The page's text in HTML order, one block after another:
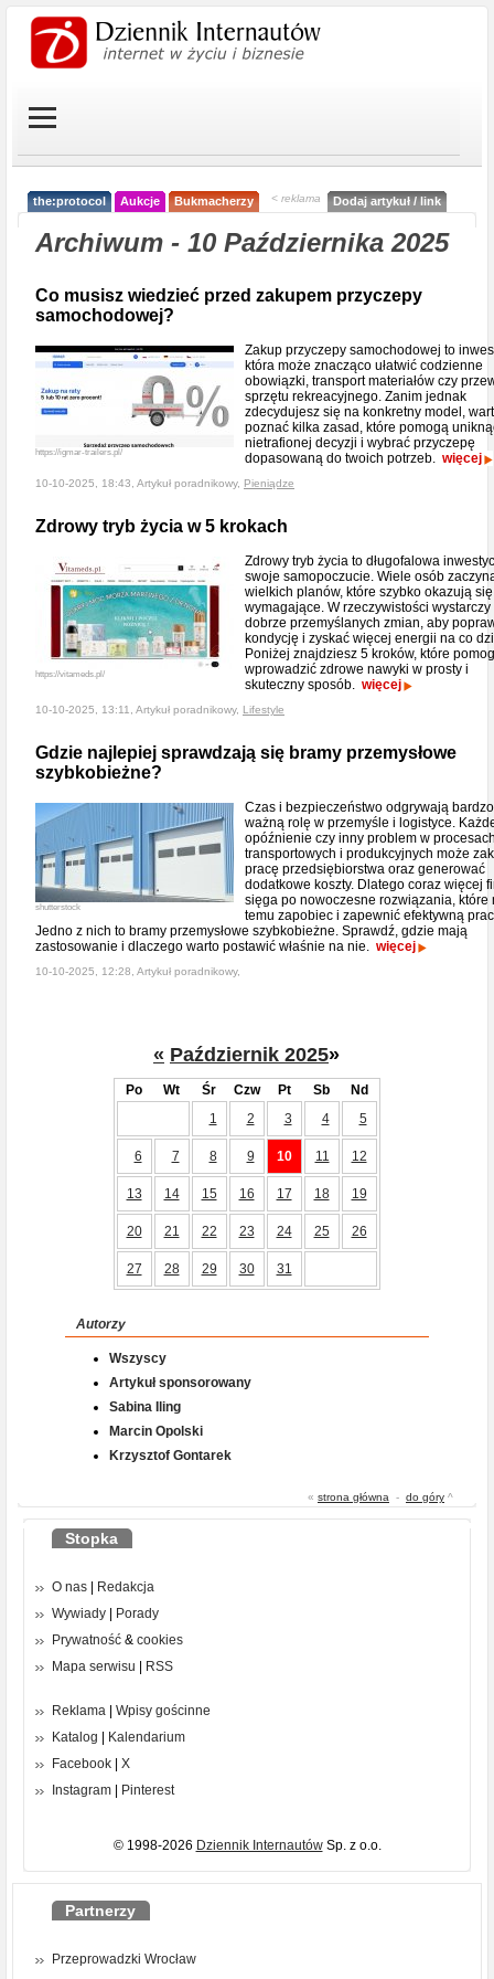
the:protocol Aukcje Bukmacherzy < reklama Dodaj artykuł / link
Archiwum - 10 Października 2025
Co musisz wiedzieć przed zakupem przyczepy
samochodowej?
https://igmar-trailers.pl/
Zakup przyczepy samochodowej to
która może znacząco ułatwić codzienne
obowiązki, transport materiałów czy
sprzętu rekreacyjnego. Zanim jednak
zdecydujesz się na konkretny model,
poznać kilka zasad, które pomogą
nietrafionej decyzji i wybrać przyczepę
dopasowaną do twoich potrzeb. więcej
10-10-2025, 18:43, Artykuł poradnikowy, Pieniądze
Zdrowy tryb życia w 5 krokach
https://vitameds.pl/
Zdrowy tryb życia to długofalowa
swoje samopoczucie. Wiele osób
wielkich planów, które szybko okazują
wymagające. W rzeczywistości wystarczy
dobrze przemyślanych zmian, aby
kondycję i zyskać więcej energii na co
Poniżej znajdziesz 5 kroków, które
wprowadzić zdrowe nawyki w prosty i
skuteczny sposób. więcej
10-10-2025, 13:11, Artykuł poradnikowy, Lifestyle
Gdzie najlepiej sprawdzają się bramy przemysłowe
szybkobieżne?
shutterstock
Czas i bezpieczeństwo odgrywają bardzo
ważną rolę w przemyśle i logistyce.
opóźnienie czy inny problem w
transportowych i produkcyjnych może
pracę przedsiębiorstwa oraz generować
dodatkowe koszty. Dlatego coraz więcej
sięga po nowoczesne rozwiązania, które
temu zapobiec i zapewnić efektywną
Jedno z nich to bramy przemysłowe szybkobieżne. Sprawdź, gdzie mają
zastosowanie i dlaczego warto postawić właśnie na nie. więcej
10-10-2025, 12:28, Artykuł poradnikowy,
« Październik 2025»
Po Wt Śr Czw Pt Sb
Nd
1
2 3 4 5
6 7 8 9 10 11 12
13 14 15 16 17 18 19
20 21 22 23 24 25 26
27 28 29 30 31
Autorzy
Wszyscy
Artykuł sponsorowany
Sabina Iling
Marcin Opolski
Krzysztof Gontarek
« strona główna - do góry ^
Stopka
O nas
Redakcja
Wywiady
Porady
Prywatność & cookies
Mapa serwisu
RSS
Reklama
Wpisy gościnne
Katalog
Kalendarium
Facebook
X
Instagram
Pinterest
© 1998-2026 Dziennik InternautówSp. z o.o.
Partnerzy
Przeprowadzki Wrocław